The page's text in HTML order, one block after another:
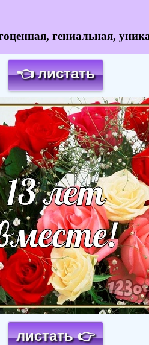
гениальная,
👈 листать
Загрузка картинки...
листать 👉